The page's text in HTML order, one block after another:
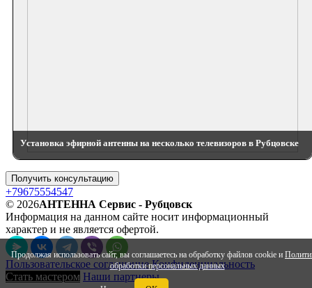
Продолжая использовать сайт, вы соглашаетесь на обработку файлов cookie и
обработки персональных данных
Установка эфирной антенны на несколько телевизоров в Рубцовске
Получить консультацию
+79675554547
© 2026АНТЕННА Сервис - Рубцовск
Информация на данном сайте носит информационный
характер и не является офертой.
Пользовательское соглашение Конфиденциальность
Стать мастером Наши партнеры